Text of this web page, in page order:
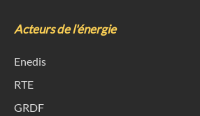
Acteurs de l'énergie
Enedis
RTE
GRDF